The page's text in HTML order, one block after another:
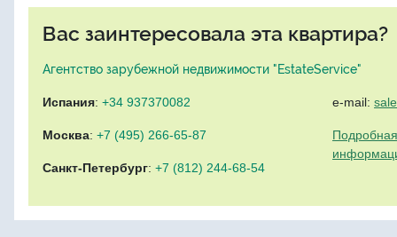
Вас заинтересовала эта квартира?
Агентство зарубежной недвижимости "EstateService"
Испания: +34 937370082
Москва: +7 (495) 266-65-87
Санкт-Петербург: +7 (812) 244-68-54
e-mail: